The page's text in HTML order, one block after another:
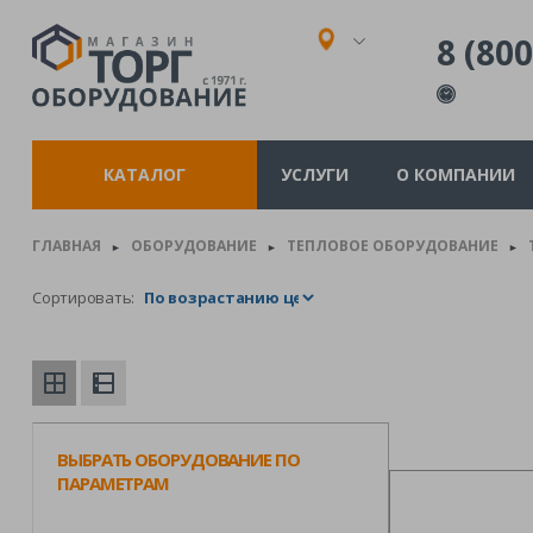
8
КАТАЛОГ УСЛУГИ О КОМПАНИИ
ГЛАВНАЯ ► ОБОРУДОВАНИЕ ► ТЕПЛОВОЕ ОБОРУДОВАНИЕ ►
Сортировать:
ВЫБРАТЬ ОБОРУДОВАНИЕ ПО
ПАРАМЕТРАМ